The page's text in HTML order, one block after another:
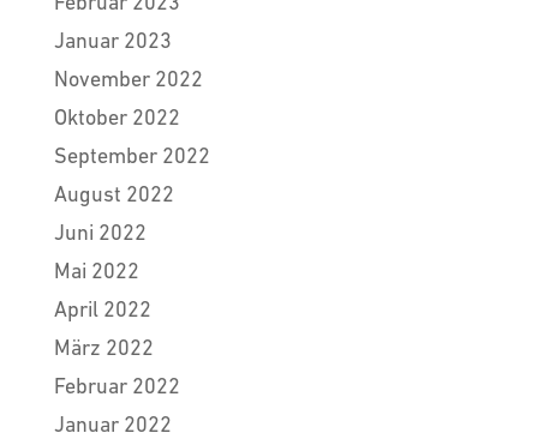
Januar 2023
November 2022
Oktober 2022
September 2022
August 2022
Juni 2022
Mai 2022
April 2022
März 2022
Februar 2022
Januar 2022